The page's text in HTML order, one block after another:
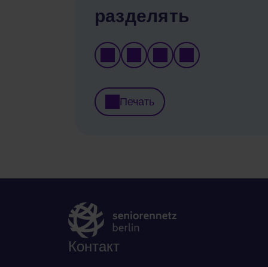
разделять
Печать
Контакт